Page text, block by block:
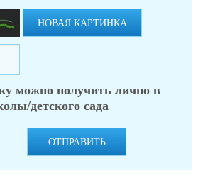
НОВАЯ КАРТИНКА
можно получить лично в
детского сада
ОТПРАВИТЬ